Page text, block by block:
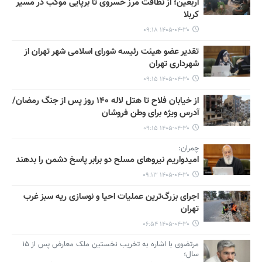
کربلا
۱۴۰۵-۰۴-۳۰ ۰۹:۱۸
تقدیر عضو هیئت رئیسه شورای اسلامی شهر تهران از
شهرداری تهران
۱۴۰۵-۰۴-۳۰ ۰۹:۱۵
از خیابان فلاح تا هتل لاله ۱۴۰ روز پس از جنگ رمضان/
آدرس ویژه برای وطن فروشان
۱۴۰۵-۰۴-۳۰ ۰۹:۱۵
چمران:
امیدواریم نیروهای مسلح دو برابر پاسخ دشمن را بدهند
۱۴۰۵-۰۴-۳۰ ۰۹:۱۳
اجرای بزرگ‌ترین عملیات احیا و نوسازی ریه سبز غرب
تهران
۱۴۰۵-۰۴-۳۰ ۰۶:۵۴
مرتضوی با اشاره به تخریب نخستین ملک معارض پس از ۱۵
سال؛